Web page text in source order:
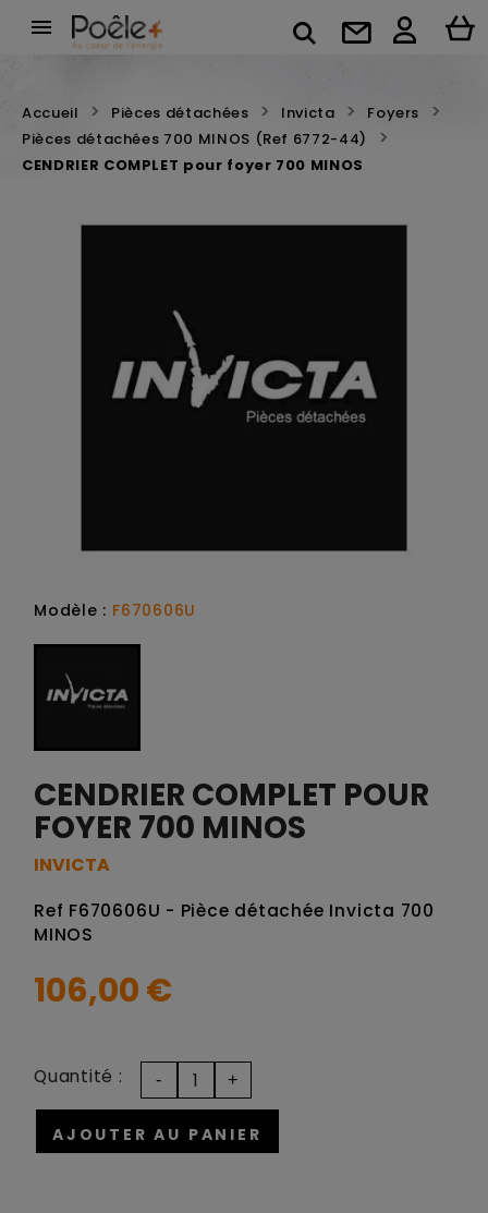

Accueil Pièces détachées Invicta
Foyers
Pièces détachées 700 MINOS (Ref 6772-44)
CENDRIER COMPLET pour foyer 700 MINOS
Modèle : F670606U
CENDRIER COMPLET POUR
FOYER 700 MINOS
INVICTA
Ref F670606U - Pièce détachée Invicta 700
MINOS
106,00 €
AJOUTER AU PANIER
Quantité :